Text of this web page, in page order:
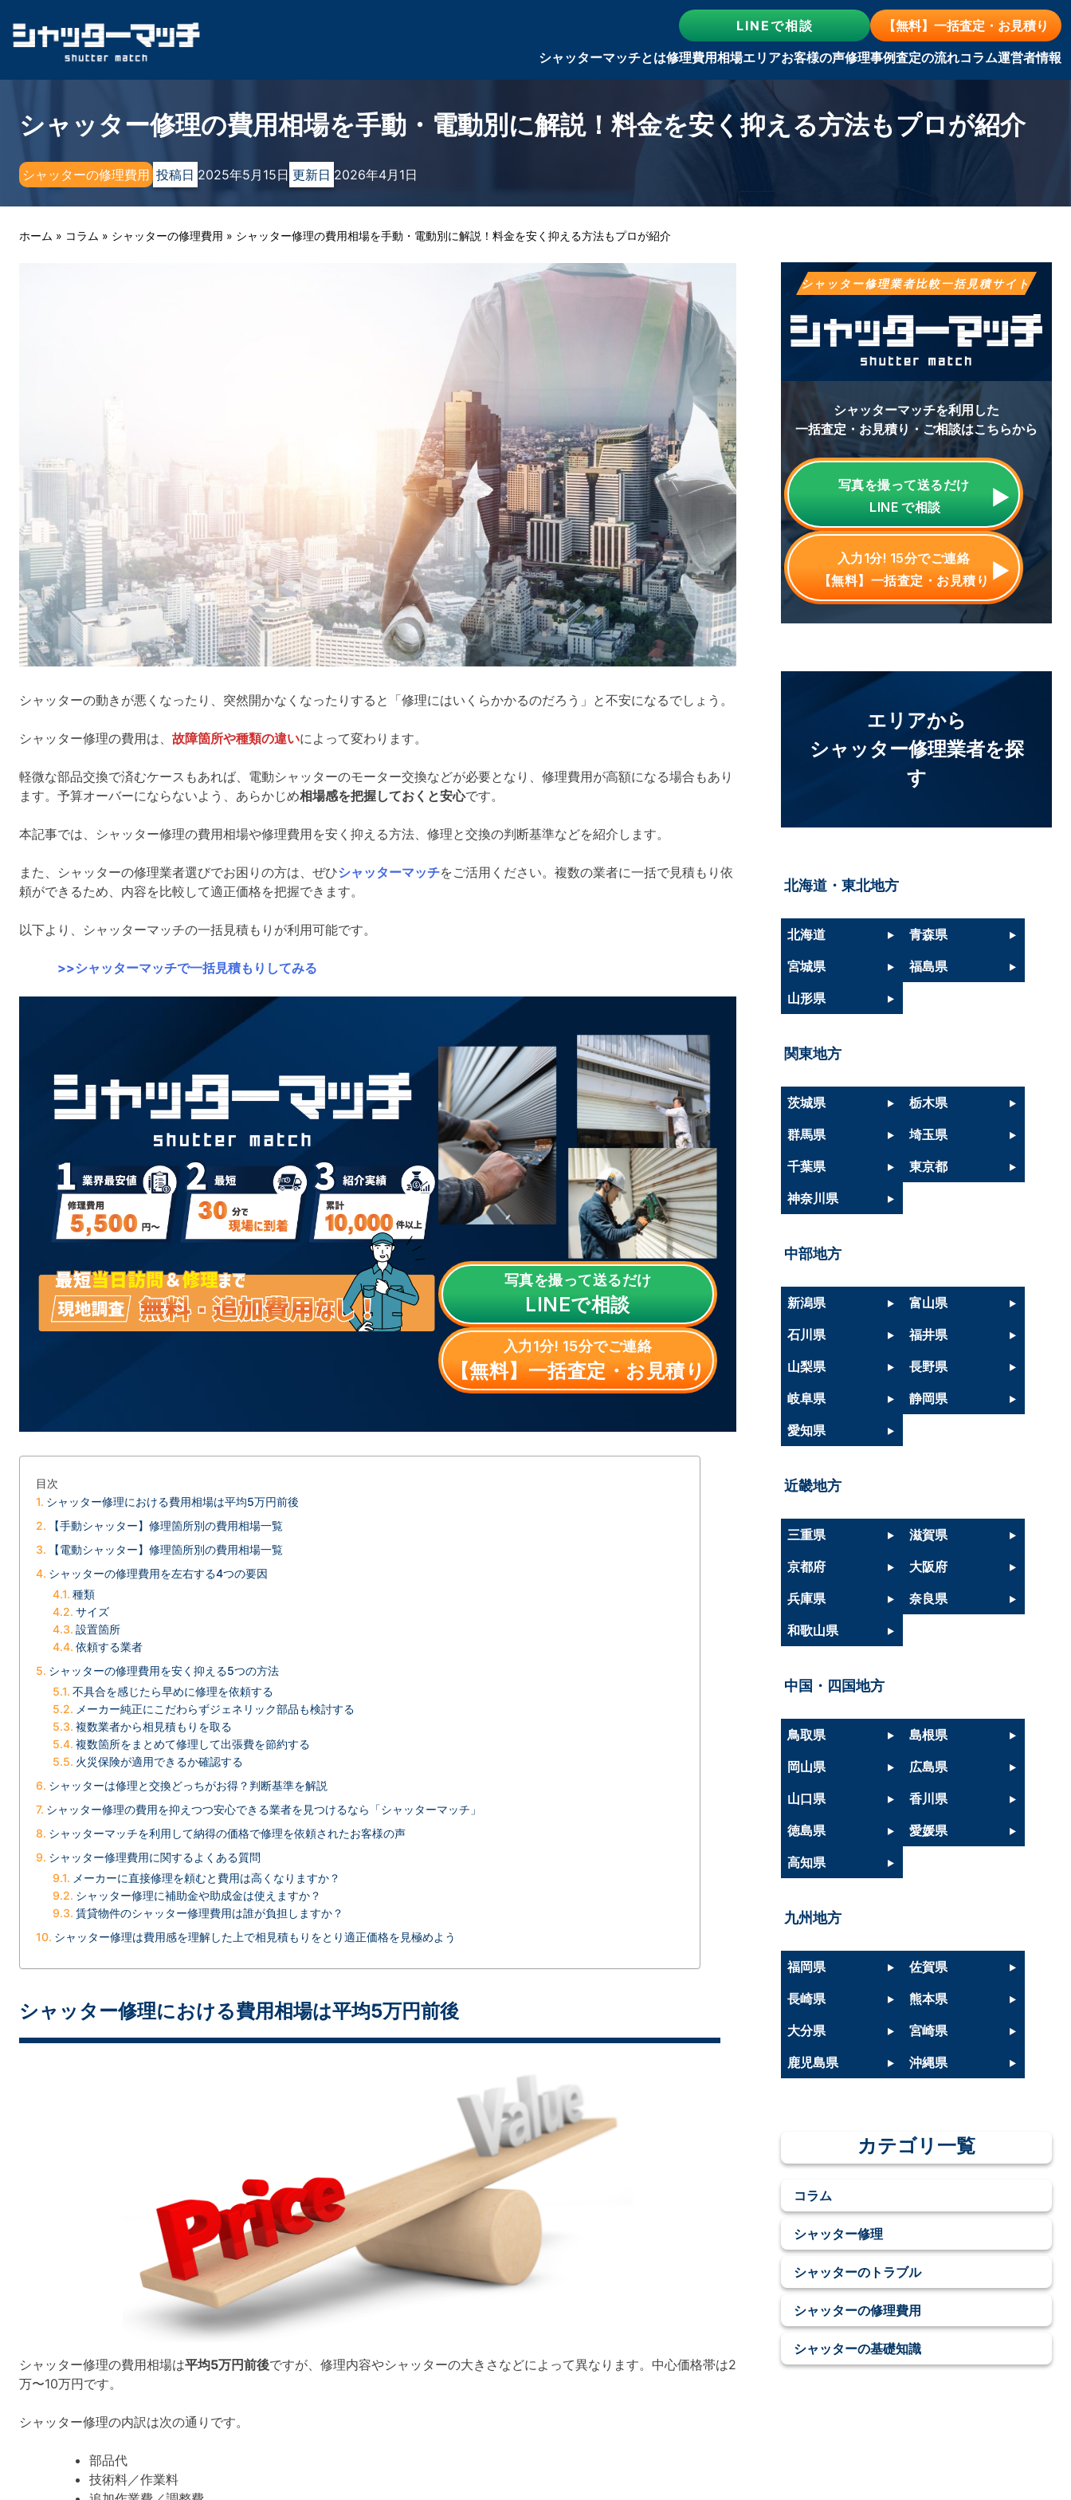
Skip
content
LINEで相談
【無料】一括査定・お見積り
シャッターマッチとは修理費用相場エリアお客様の声修理事例査定の流れコラム運営者情報
シャッター修理の費用相場を手動・電動別に解説！料金を安く抑える方法もプロが紹介
シャッターの修理費用 投稿日 2025年5月15日 更新日 2026年4月1日
ホーム » コラム » シャッターの修理費用 » シャッター修理の費用相場を手動・電動別に解説！料金を安く抑える方法もプロが紹介
シャッターの動きが悪くなったり、突然開かなくなったりすると「修理にはいくらかかるのだろう」と不安になるでしょう。
シャッター修理の費用は、 故障箇所や種類の違いによって変わります。
軽微な部品交換で済むケースもあれば、電動シャッターのモーター交換などが必要となり、修理費用が高額になる場合もあり
ます。予算オーバーにならないよう、あらかじめ相場感を把握しておくと安心です。
本記事では、シャッター修理の費用相場や修理費用を安く抑える方法、修理と交換の判断基準などを紹介します。
また、シャッターの修理業者選びでお困りの方は、ぜひシャッターマッチをご活用ください。複数の業者に一括で見積もり依
頼ができるため、内容を比較して適正価格を把握できます。
以下より、シャッターマッチの一括見積もりが利用可能です。
>>シャッターマッチで一括見積もりしてみる
写真を撮って送るだけ
LINEで相談
入力1分! 15分でご連絡
【無料】一括査定・お見積り
目次
シャッター修理における費用相場は平均5万円前後
【手動シャッター】修理箇所別の費用相場一覧
【電動シャッター】修理箇所別の費用相場一覧
シャッターの修理費用を左右する4つの要因
種類
サイズ
設置箇所
依頼する業者
シャッターの修理費用を安く抑える5つの方法
不具合を感じたら早めに修理を依頼する
メーカー純正にこだわらずジェネリック部品も検討する
複数業者から相見積もりを取る
複数箇所をまとめて修理して出張費を節約する
火災保険が適用できるか確認する
シャッターは修理と交換どっちがお得？判断基準を解説
シャッター修理の費用を抑えつつ安心できる業者を見つけるなら「シャッターマッチ」
シャッターマッチを利用して納得の価格で修理を依頼されたお客様の声
シャッター修理費用に関するよくある質問
メーカーに直接修理を頼むと費用は高くなりますか？
シャッター修理に補助金や助成金は使えますか？
賃貸物件のシャッター修理費用は誰が負担しますか？
シャッター修理は費用感を理解した上で相見積もりをとり適正価格を見極めよう
シャッター修理における費用相場は平均5万円前後
シャッター修理の費用相場は平均5万円前後ですが、修理内容やシャッターの大きさなどによって異なります。中心価格帯は2
万〜10万円です。
シャッター修理の内訳は次の通りです。
部品代
技術料／作業料
シャッター修理業者比較一括見積サイト
シャッターマッチを利用した
一括査定・お見積り・ご相談はこちらから
写真を撮って送るだけ
LINE で相談
入力1分! 15分でご連絡
【無料】一括査定・お見積り
エリアから
シャッター修理業者を探
す
北海道・東北地方
北海道
青森県
宮城県
福島県
山形県
関東地方
茨城県
栃木県
群馬県
埼玉県
千葉県
東京都
神奈川県
中部地方
新潟県
富山県
石川県
福井県
山梨県
長野県
岐阜県
静岡県
愛知県
近畿地方
三重県
滋賀県
京都府
大阪府
兵庫県
奈良県
和歌山県
中国・四国地方
鳥取県
島根県
岡山県
広島県
山口県
香川県
徳島県
愛媛県
高知県
九州地方
福岡県
佐賀県
長崎県
熊本県
大分県
宮崎県
鹿児島県
沖縄県
カテゴリ一覧
コラム
シャッター修理
シャッターのトラブル
シャッターの修理費用
シャッターの基礎知識